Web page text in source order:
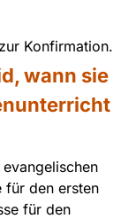
Konfirmation.
wann sie
für den ersten
für den